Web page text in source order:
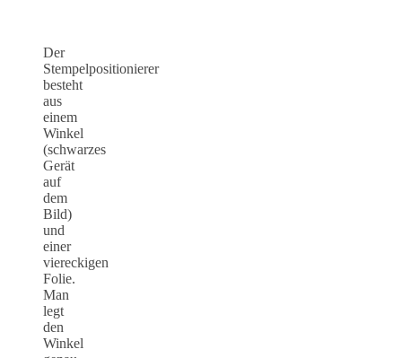
Der
Stempelpositionierer
besteht
aus
einem
Winkel
(schwarzes
Gerät
auf
dem
Bild)
und
einer
viereckigen
Folie.
Man
legt
den
Winkel